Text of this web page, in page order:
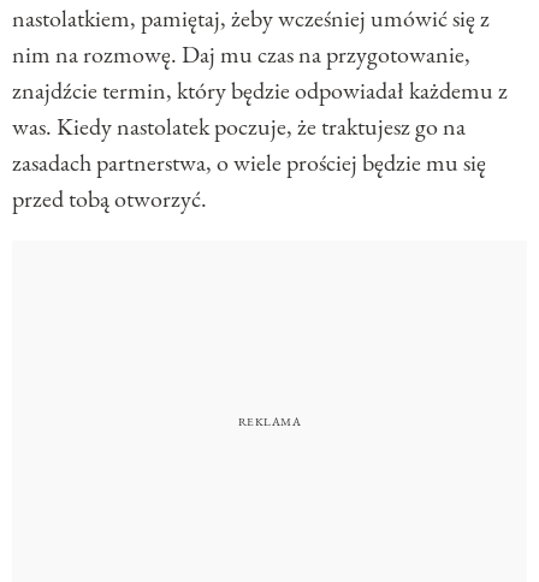
nastolatkiem, pamiętaj, żeby wcześniej umówić się z
nim na rozmowę. Daj mu czas na przygotowanie,
znajdźcie termin, który będzie odpowiadał każdemu z
was. Kiedy nastolatek poczuje, że traktujesz go na
zasadach partnerstwa, o wiele prościej będzie mu się
przed tobą otworzyć.